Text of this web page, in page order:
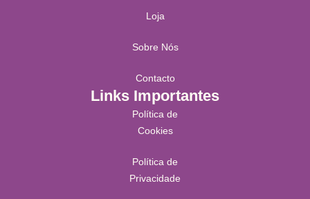
Loja
Sobre Nós
Contacto
Links Importantes
Política de
Cookies
Política de
Privacidade